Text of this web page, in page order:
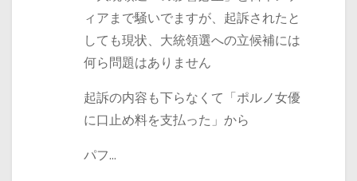
ィアまで騒いでますが、起訴されたと
しても現状、大統領選への立候補には
何ら問題はありません
起訴の内容も下らなくて「ポルノ女優
に口止め料を支払った」から
パフ…